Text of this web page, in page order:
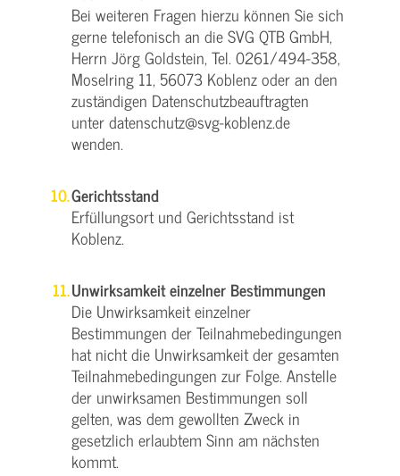
Bei weiteren Fragen hierzu können Sie sich
gerne telefonisch an die SVG QTB GmbH,
Herrn Jörg Goldstein, Tel. 0261/494-358,
Moselring 11, 56073 Koblenz oder an den
zuständigen Datenschutzbeauftragten
unter datenschutz@svg-koblenz.de
wenden.
Gerichtsstand
Erfüllungsort und Gerichtsstand ist
Koblenz.
Unwirksamkeit einzelner Bestimmungen
Die Unwirksamkeit einzelner
Bestimmungen der Teilnahmebedingungen
hat nicht die Unwirksamkeit der gesamten
Teilnahmebedingungen zur Folge. Anstelle
der unwirksamen Bestimmungen soll
gelten, was dem gewollten Zweck in
gesetzlich erlaubtem Sinn am nächsten
kommt.